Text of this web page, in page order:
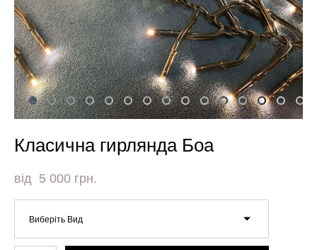
Класична гирлянда Боа
від 5 000 грн.
Виберіть Вид